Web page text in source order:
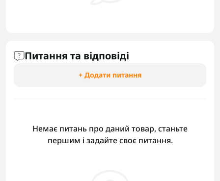
Питання та відповіді
+ Додати питання
Немає питань про даний товар, станьте
першим і задайте своє питання.